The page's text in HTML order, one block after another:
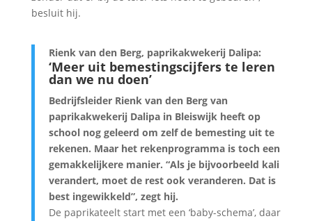
besluit hij.
Rienk van den Berg, paprikakwekerij Dalipa:
‘Meer uit bemestingscijfers te leren
dan we nu doen’
Bedrijfsleider Rienk van den Berg van
paprikakwekerij Dalipa in Bleiswijk heeft op
school nog geleerd om zelf de bemesting uit te
rekenen. Maar het rekenprogramma is toch een
gemakkelijkere manier. “Als je bijvoorbeeld kali
verandert, moet de rest ook veranderen. Dat is
best ingewikkeld”, zegt hij.
De paprikateelt start met een ‘baby-schema’, daar